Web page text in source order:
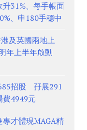
31%、每手帳面
、申180手穩中
及英國兩地上
年上半年啟動
招股 孖展291
費4949元
才體現MAGA精